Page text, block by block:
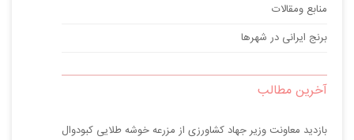
منابع ومقالات
برنج ایرانی در شهرها
آخرین مطالب
بازدید معاونت وزیر جهاد کشاورزی از مزرعه خوشه طلایی کبودوال